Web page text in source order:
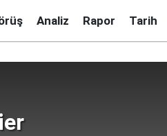
Analiz Rapor Tarih